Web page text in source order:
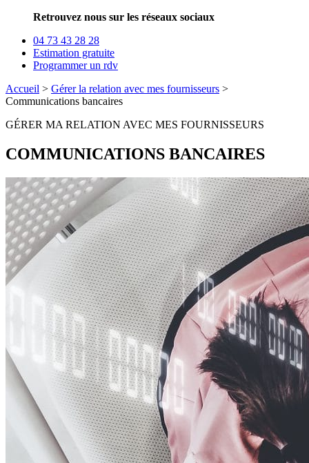
Retrouvez nous sur les réseaux sociaux
04 73 43 28 28
Estimation gratuite
Programmer un rdv
Accueil > Gérer la relation avec mes fournisseurs >
Communications bancaires
GÉRER MA RELATION AVEC MES FOURNISSEURS
COMMUNICATIONS BANCAIRES